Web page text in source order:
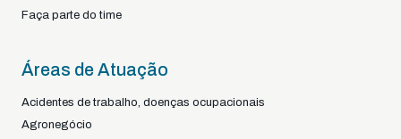
Faça parte do time
Áreas de Atuação
Acidentes de trabalho, doenças ocupacionais
Agronegócio